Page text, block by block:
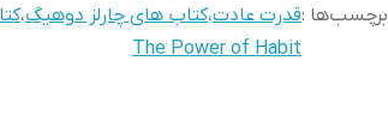
برچسب‌ها :قدرت عادت،کتاب های چارلز دوهیگ،
The Power of Habit